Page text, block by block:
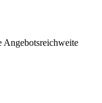
Angebotsreichweite